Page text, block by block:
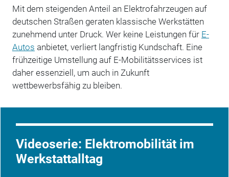
Mit dem steigenden Anteil an Elektrofahrzeugen auf
deutschen Straßen geraten klassische Werkstätten
zunehmend unter Druck. Wer keine Leistungen für E-
Autos anbietet, verliert langfristig Kundschaft. Eine
frühzeitige Umstellung auf E-Mobilitätsservices ist
daher essenziell, um auch in Zukunft
wettbewerbsfähig zu bleiben.
Videoserie: Elektromobilität im
Werkstattalltag